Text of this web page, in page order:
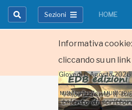
Informativa
cliccando su un
Sezioni HOME
Giovedi 6 Agosto 2026
MUNICIPIO 1